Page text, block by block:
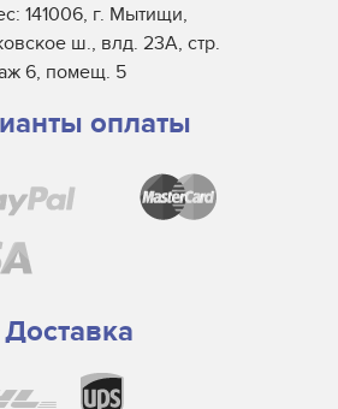
Dry Tac
Efsen
Frank Matthew
Grafix
H&S Autoshot
141006, г. Мытищи,
ш., влд. 23А, стр.
6, помещ. 5
оплаты
Доставка